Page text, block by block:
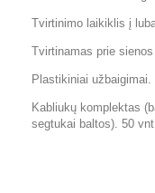
Tvirtinimo laikiklis į
Tvirtinamas prie
Plastikiniai užbaigimai.
Kabliukų komplektas
segtukai baltos). 50